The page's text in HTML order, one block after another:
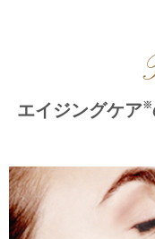
エイジングケア※